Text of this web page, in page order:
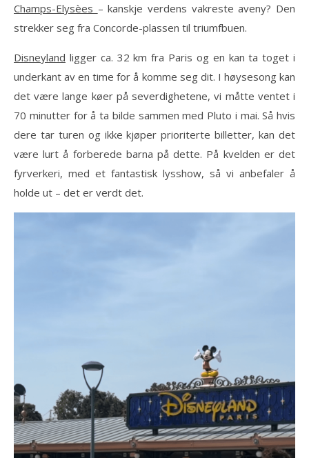
Champs-Elysèes – kanskje verdens vakreste aveny? Den
strekker seg fra Concorde-plassen til triumfbuen.
Disneyland ligger ca. 32 km fra Paris og en kan ta toget i
underkant av en time for å komme seg dit. I høysesong kan
det være lange køer på severdighetene, vi måtte ventet i
70 minutter for å ta bilde sammen med Pluto i mai. Så hvis
dere tar turen og ikke kjøper prioriterte billetter, kan det
være lurt å forberede barna på dette. På kvelden er det
fyrverkeri, med et fantastisk lysshow, så vi anbefaler å
holde ut – det er verdt det.